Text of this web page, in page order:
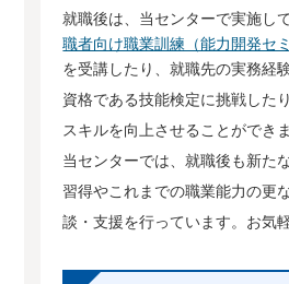
就職後は、当センターで実施し
職者向け職業訓練（能力開発セ
を受講したり、就職先の実務経
資格である技能検定に挑戦した
スキルを向上させることができま
当センターでは、就職後も新た
習得やこれまでの職業能力の更
談・支援を行っています。お気